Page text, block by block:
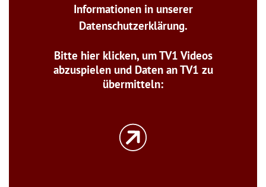
Informationen in unserer
Datenschutzerklärung.
Bitte hier klicken, um TV1 Videos
abzuspielen und Daten an TV1 zu
übermitteln: